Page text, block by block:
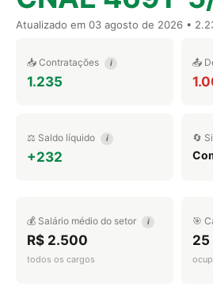
Atualizado em 03 agosto de 2026 •
📥 Contratações i
1.235
📤
⚖️ Saldo líquido i
+232
🔄
💰 Salário médio do setor i
R$ 2.500
todos os cargos
🎯
25